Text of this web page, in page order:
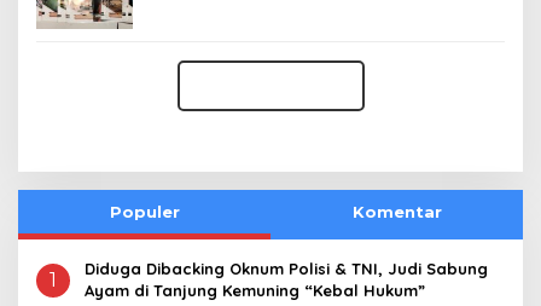
Populer Komentar
1
Diduga Dibacking Oknum Polisi & TNI, Judi Sabung
Ayam di Tanjung Kemuning “Kebal Hukum”